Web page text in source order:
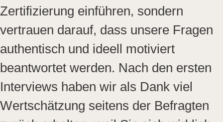
Zertifizierung einführen, sondern
vertrauen darauf, dass unsere Fragen
authentisch und ideell motiviert
beantwortet werden. Nach den ersten
Interviews haben wir als Dank viel
Wertschätzung seitens der Befragten